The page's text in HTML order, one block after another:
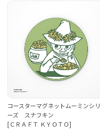
コースターマグネットムーミンシリ
ーズ スナフキン
[ＣＲＡＦＴ ＫＹＯＴＯ]